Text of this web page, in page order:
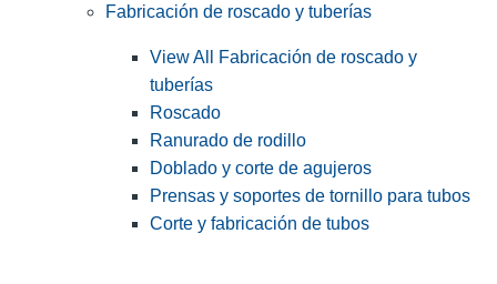
Fabricación de roscado y tuberías
View All Fabricación de roscado y
tuberías
Roscado
Ranurado de rodillo
Doblado y corte de agujeros
Prensas y soportes de tornillo para tubos
Corte y fabricación de tubos